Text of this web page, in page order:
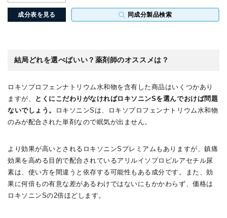
成分表を見る 同成分製品検索
結局どれを選べばいい？薬剤師のオススメは？
ロキソプロフェンナトリウム水和物を含有した商品はいくつかあり
ますが、
とくにこだわりがなければロキソニンSを選んでおけば問題
ないでしょう。
ロキソニンSは、ロキソプロフェンナトリウム水和物
のみが配合された単剤なので眠気が出ません。
より効果が高いとされるロキソニンSプレミアムもありますが、鎮痛
効果を高める目的で配合されているアリルイソプロピルアセチル尿
素は、使い方を間違うと依存する可能性もある成分です。また、効
果に何倍もの有意な差があるわけではないにもかかわらず、価格は
ロキソニンSの2倍ほどします。